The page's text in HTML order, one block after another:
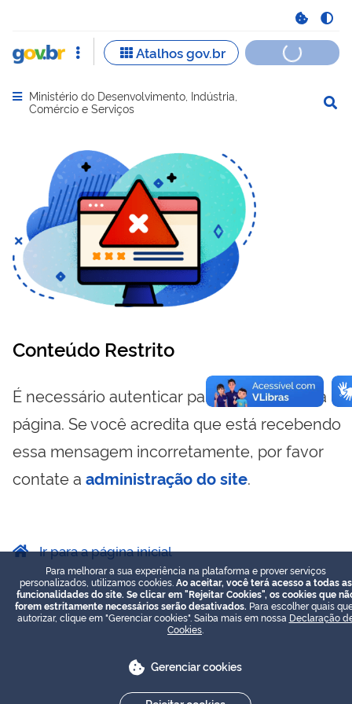
Abrir menu principal de navegação
Ministério do Desenvolvimento, Indústria,
Comércio e Serviços
Conteúdo Restrito
É necessário autenticar para visualizar essa
página. Se você acredita que está recebendo
essa mensagem incorretamente, por favor
contate a administração do site.
Ir para a página inicial
Para melhorar a sua experiência na plataforma e prover serviços
personalizados, utilizamos cookies. Ao aceitar, você terá acesso a todas as
funcionalidades do site. Se clicar em "Rejeitar Cookies", os cookies que
forem estritamente necessários serão desativados. Para escolher quais
autorizar, clique em "Gerenciar cookies". Saiba mais em nossa Declaração
Cookies
Gerenciar cookies